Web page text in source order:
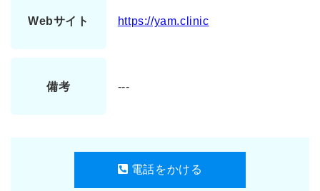
Webサイト https://yam.clinic
備考 ---
電話をかける